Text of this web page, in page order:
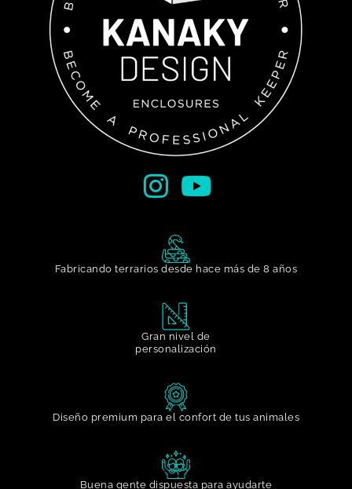
Fabricando terrarios desde hace más de 8 años
Gran nivel de
personalización​
Diseño premium para el confort de tus animales
Buena gente dispuesta para ayudarte​